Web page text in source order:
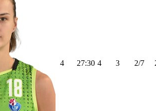
4 27:30 4 3 2/7